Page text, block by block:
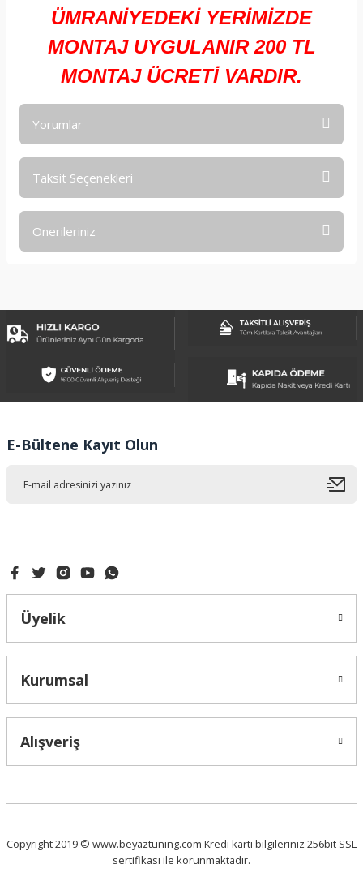
ÜMRANİYEDEKİ YERİMİZDE
MONTAJ UYGULANIR 200 TL
MONTAJ ÜCRETİ VARDIR.
Yorumlar
Taksit Seçenekleri
Önerileriniz
Görüş ve önerileriniz için teşekkür ederiz.
Ürün açıklamasında eksik bilgiler bulunuyor.
Ürün bilgilerinde hatalar bulunuyor.
Bu ürüne benzer farklı alternatifler olmalı.
E-Bültene Kayıt Olun
Üyelik
Kurumsal
Alışveriş
Copyright 2019 © www.beyaztuning.com Kredi kartı bilgileriniz 256bit SSL
sertifikası ile korunmaktadır.